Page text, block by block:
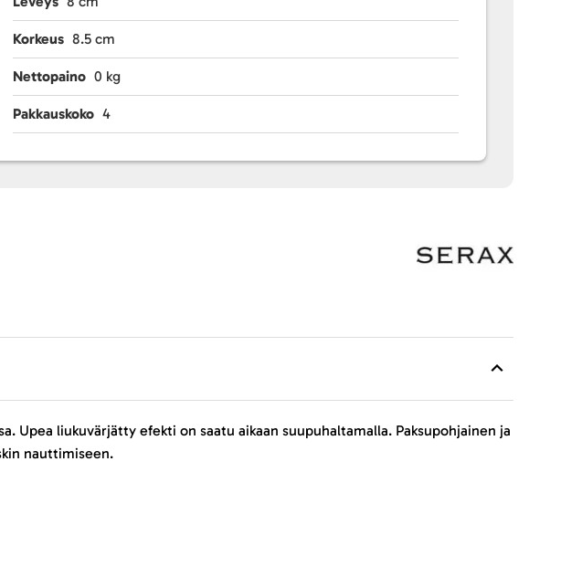
Korkeus 8.5 cm
Nettopaino 0 kg
Pakkauskoko 4
Upea liukuvärjätty efekti on saatu aikaan suupuhaltamalla. Paksupohjainen ja
nauttimiseen.